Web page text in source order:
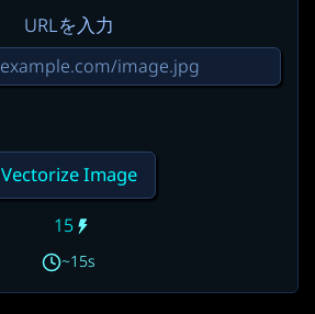
URLを入力
Vectorize Image
15
~15s